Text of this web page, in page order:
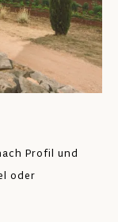
Profil und
oder